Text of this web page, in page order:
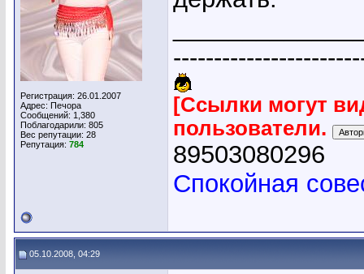
Регистрация: 26.01.2007
Адрес: Печора
Сообщений: 1,380
Поблагодарили: 805
Вес репутации: 28
Репутация: 784
[Ссылки могут
пользователи.
89503080296
Спокойная
05.10.2008, 04:29